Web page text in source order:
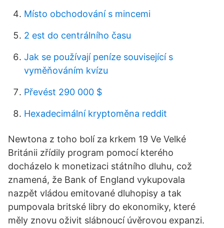
Místo obchodování s mincemi
2 est do centrálního času
Jak se používají peníze související s
vyměňováním kvízu
Převést 290 000 $
Hexadecimální kryptoměna reddit
Newtona z toho bolí za krkem 19 Ve Velké
Británii zřídily program pomocí kterého
docházelo k monetizaci státního dluhu, což
znamená, že Bank of England vykupovala
nazpět vládou emitované dluhopisy a tak
pumpovala britské libry do ekonomiky, které
měly znovu oživit slábnoucí úvěrovou expanzi.